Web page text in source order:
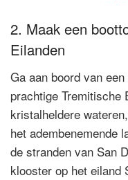
2. Maak een
Eilanden
Ga aan boord van
prachtige Tremitische
kristalheldere
het adembenemende
de stranden van San
klooster op het eiland